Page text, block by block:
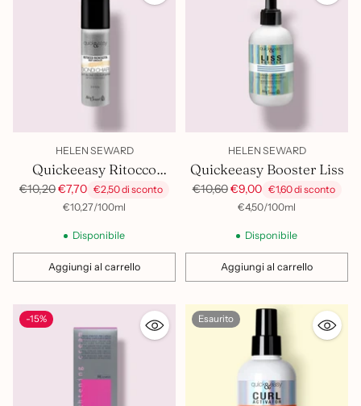
HELEN SEWARD
Quickeeasy Ritocco
Biondo Chiaro
Prezzo
€10,20€7,70 €2,50 di sconto
Prezzo
€10,27/
per 100ml
Disponibile
Aggiungi al carrello
Quantità
HELEN SEWARD
Quickeeasy Booster Liss
Prezzo
€10,60€9,00 €1,60 di sconto
Prezzo
€4,50/
per 100ml
Disponibile
Aggiungi al carrello
Quantità
-15% Esaurito